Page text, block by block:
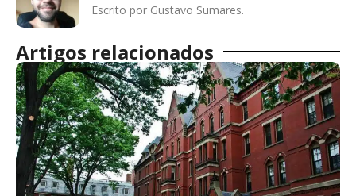
Escrito por Gustavo Sumares.
Artigos relacionados